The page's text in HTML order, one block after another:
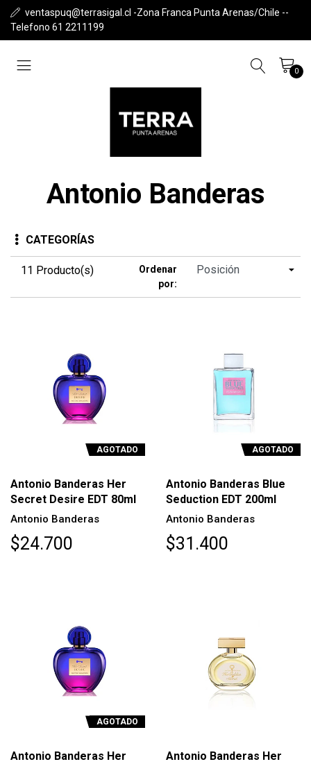
ventaspuq@terrasigal.cl -Zona Franca Punta Arenas/Chile --
Telefono 61 2211199
0
Antonio Banderas
CATEGORÍAS
11 Producto(s)
Ordenar
por:
AGOTADO
Antonio Banderas Her
Secret Desire EDT 80ml
Antonio Banderas
$24.700
AGOTADO
Antonio Banderas Blue
Seduction EDT 200ml
Antonio Banderas
$31.400
AGOTADO
Antonio Banderas Her
Antonio Banderas Her